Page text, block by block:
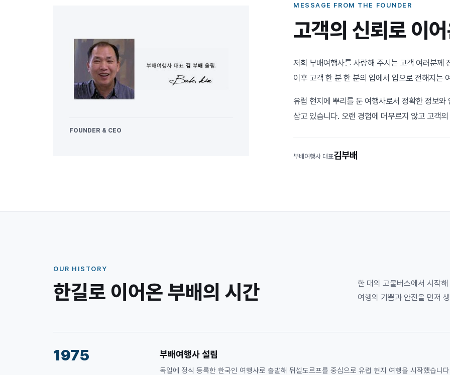
FOUNDER & CEO
MESSAGE FROM THE FOUNDER
고객의 신뢰로 이
저희 부배여행사를 사랑해 주시는 고객 여러분
이후 고객 한 분 한 분의 입에서 입으로 전해지는
유럽 현지에 뿌리를 둔 여행사로서 정확한 정보
삼고 있습니다. 오랜 경험에 머무르지 않고 고객
부배여행사 대표김부배
OUR HISTORY
한길로 이어온 부배의 시간
한 대의 고물버스에서 시작
여행의 기쁨과 안전을 먼저
1975 부배여행사 설립
독일에 정식 등록한 한국인 여행사로 출발해 뒤셀도르프를 중심으로 유럽 현지 여행을 시작했습니